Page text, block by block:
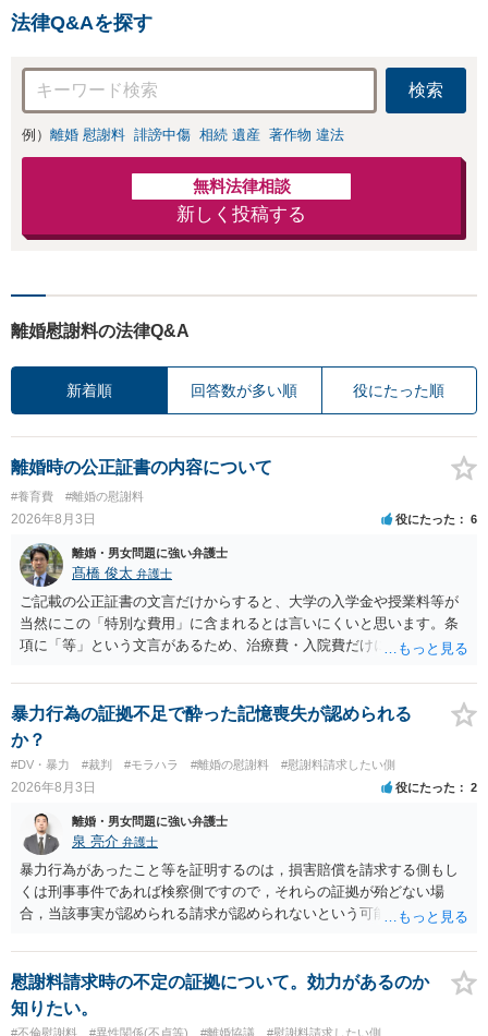
法律Q&Aを探す
検索
例） 離婚 慰謝料 誹謗中傷 相続 遺産 著作物 違法
無料法律相談
新しく投稿する
離婚慰謝料の法律Q&A
新着順 回答数が多い順 役にたった順
離婚時の公正証書の内容について
#養育費 #離婚の慰謝料
2026年8月3日 役にたった 6
離婚・男女問題に強い弁護士
髙橋 俊太 弁護士
ご記載の公正証書の文言だけからすると、大学の入学金や授業料等が
当然にこの「特別な費用」に含まれるとは言いにくいと思います。条
項に「等」という文言があるため、治療費・入院費だけに限定される
れていますので、通常は、病気や事故によって臨時に必要となった医
療費その他これに類する特別支出を念頭に置いた条項と読むのが自然
です。したがって、大学の入学金、授業料、受験費用などの教育費に
ついてまで、「この条項があるから当然に半額を請求できる」とまで
は言いにくいと思われます。なお、通常、大学進学費用をどこまで負
担すべきかについては、離婚時の合意内容のほか、子どもの年齢、大
学進学についての父母の認識、父母の学歴・収入・資産状況、進学先
や費用などを踏まえて個別に検討することになります。公正証書の他
の条項において、養育費の終期についてどのように定められている
か、大学進学に関する定めの有無、「教育費」「進学費用」に関する
定めの有無等について確認する必要があると考えられます。
暴力行為の証拠不足で酔った記憶喪失が認められる
か？
#DV・暴力 #裁判 #モラハラ #離婚の慰謝料 #慰謝料請求したい側
2026年8月3日 役にたった 2
離婚・男女問題に強い弁護士
泉 亮介 弁護士
暴力行為があったこと等を証明するのは，損害賠償を請求する側もし
くは刑事事件であれば検察側ですので，それらの証拠が殆どない場
合，当該事実が認められる請求が認められないという可能性はあるで
慰謝料請求時の不定の証拠について。効力があるのか
知りたい。
#不倫慰謝料 #異性関係(不貞等) #離婚協議
#慰謝料請求したい側